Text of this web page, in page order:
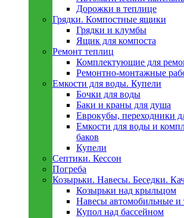
Дорожки в теплице
Грядки. Компостные ящики
Грядки и клумбы
Ящик для компоста
Ремонт теплиц
Комплектующие для
Ремонтно-монтажные
Емкости для воды. Купели
Бочки для воды
Баки и краны для душа
Еврокубы, переходники
Емкости для воды и
баков
Купели
Септики. Кессон
Погреба
Козырьки. Навесы. Беседки.
Козырьки над крыльцом
Навесы автомобильные и
Купол над бассейном